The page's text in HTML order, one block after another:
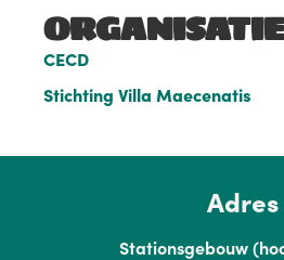
CECD
Stichting Villa Maecenatis
Adres
Stationsgebouw